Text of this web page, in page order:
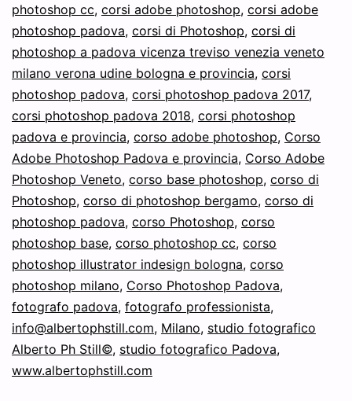
a
Milano
Bologna
Padova
photoshop cc, corsi adobe photoshop, corsi adobe
photoshop padova, corsi di Photoshop, corsi di
photoshop a padova vicenza treviso venezia veneto
milano verona udine bologna e provincia, corsi
photoshop padova, corsi photoshop padova 2017,
corsi photoshop padova 2018, corsi photoshop
padova e provincia, corso adobe photoshop, Corso
Adobe Photoshop Padova e provincia, Corso Adobe
Photoshop Veneto, corso base photoshop, corso di
Photoshop, corso di photoshop bergamo, corso di
photoshop padova, corso Photoshop, corso
photoshop base, corso photoshop cc, corso
photoshop illustrator indesign bologna, corso
photoshop milano, Corso Photoshop Padova,
fotografo padova, fotografo professionista,
info@albertophstill.com, Milano, studio fotografico
Alberto Ph Still©, studio fotografico Padova,
www.albertophstill.com